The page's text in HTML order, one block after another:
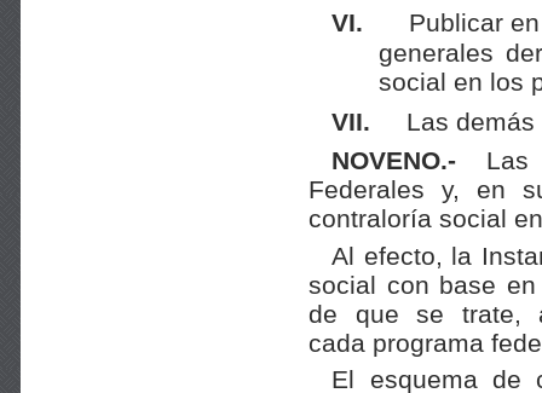
VI.
Publicar
generales
social en los
VII.
Las
NOVENO.- Las
Federales y, en
contraloría social
Al efecto, la
social con base
de que se trate,
cada programa
El esquema de